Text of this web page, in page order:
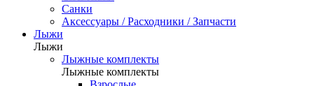
Санки
Аксессуары / Расходники / Запчасти
Лыжи
Лыжи
Лыжные комплекты
Лыжные комплекты